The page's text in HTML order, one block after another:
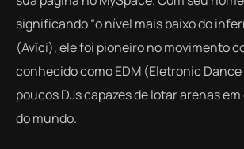
significando “o nível mais baixo do
(Avīci), ele foi pioneiro no movimento
conhecido como EDM (Eletronic
poucos DJs capazes de lotar arenas
do mundo.